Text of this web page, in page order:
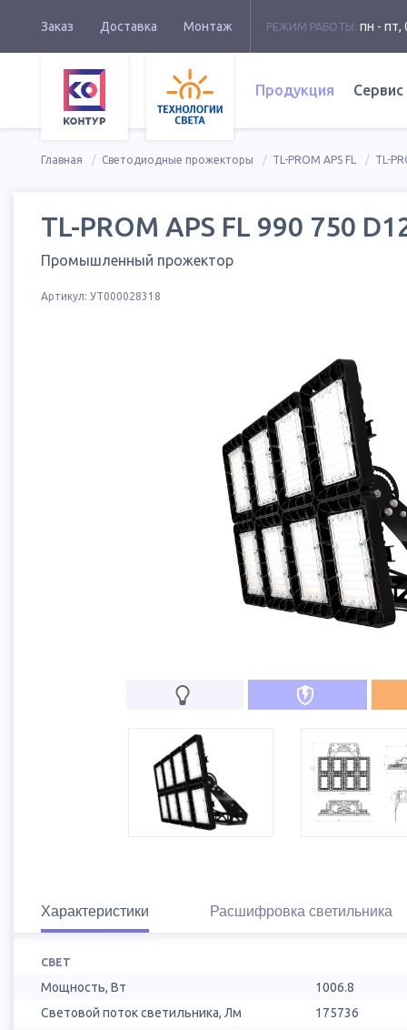
Заказ Доставка Монтаж РЕЖИМ РАБОТЫ: пн - пт,
Продукция Сервис
Главная Светодиодные прожекторы TL-PROM APS FL TL-
TL-PROM APS FL 990 750
Промышленный прожектор
Артикул: УТ000028318
Характеристики Расшифровка светильника
СВЕТ
Мощность, Вт
1006.8
Световой поток светильника, Лм
175736